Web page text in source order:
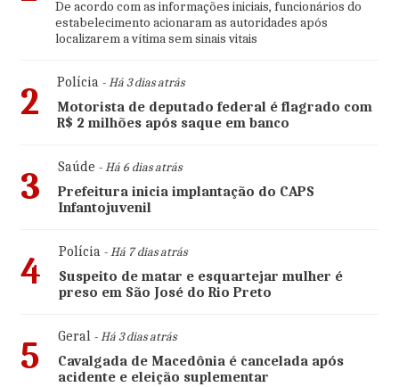
De acordo com as informações iniciais, funcionários do
estabelecimento acionaram as autoridades após
localizarem a vítima sem sinais vitais
2 Polícia- Há 3 dias atrás
Motorista de deputado federal é flagrado com
R$ 2 milhões após saque em banco
3 Saúde - Há 6 dias atrás
Prefeitura inicia implantação do CAPS
Infantojuvenil
4 Polícia- Há 7 dias atrás
Suspeito de matar e esquartejar mulher é
preso em São José do Rio Preto
5 Geral- Há 3 dias atrás
Cavalgada de Macedônia é cancelada após
acidente e eleição suplementar